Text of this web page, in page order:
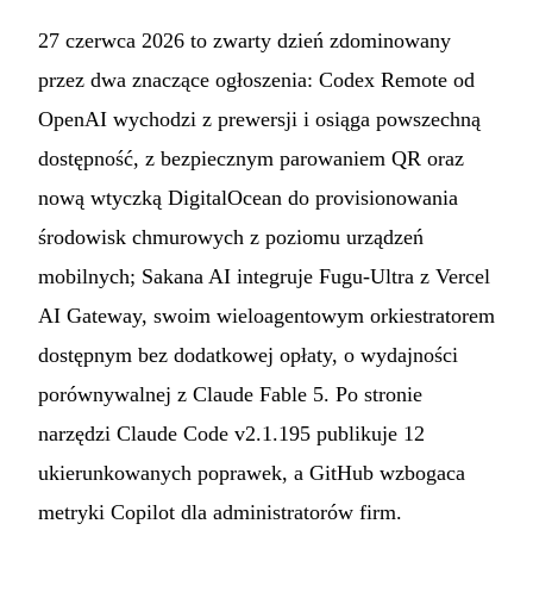
27 czerwca 2026 to zwarty dzień zdominowany
przez dwa znaczące ogłoszenia: Codex Remote od
OpenAI wychodzi z prewersji i osiąga powszechną
dostępność, z bezpiecznym parowaniem QR oraz
nową wtyczką DigitalOcean do provisionowania
środowisk chmurowych z poziomu urządzeń
mobilnych; Sakana AI integruje Fugu-Ultra z Vercel
AI Gateway, swoim wieloagentowym orkiestratorem
dostępnym bez dodatkowej opłaty, o wydajności
porównywalnej z Claude Fable 5. Po stronie
narzędzi Claude Code v2.1.195 publikuje 12
ukierunkowanych poprawek, a GitHub wzbogaca
metryki Copilot dla administratorów firm.